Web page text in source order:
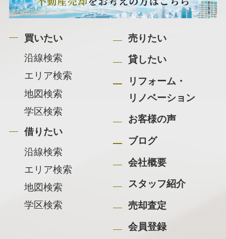
買いたい
沿線検索
エリア検索
地図検索
学区検索
借りたい
沿線検索
エリア検索
地図検索
学区検索
売りたい
貸したい
リフォーム・
リノベーション
お客様の声
ブログ
会社概要
スタッフ紹介
売却査定
会員登録